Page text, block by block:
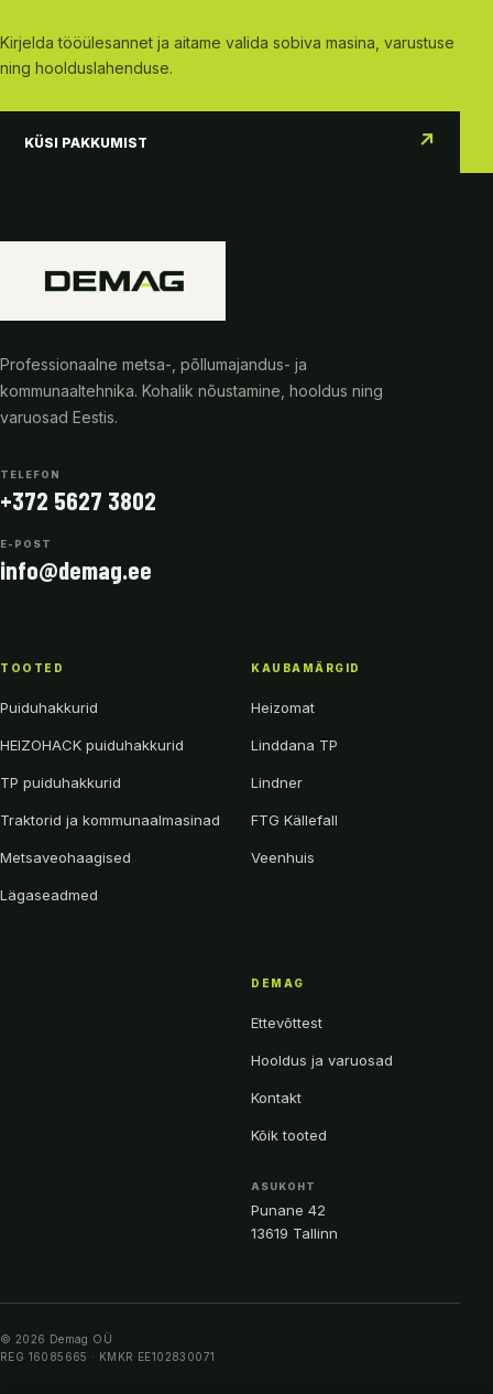
Kirjelda tööülesannet ja aitame valida sobiva masina, varustuse
ning hoolduslahenduse.
KÜSI PAKKUMIST ↗
Professionaalne metsa-, põllumajandus- ja
kommunaaltehnika. Kohalik nõustamine, hooldus ning
varuosad Eestis.
TELEFON
+372 5627 3802
E-POST
info@demag.ee
TOOTED
Puiduhakkurid
HEIZOHACK puiduhakkurid
TP puiduhakkurid
Traktorid ja kommunaalmasinad
Metsaveohaagised
Lägaseadmed
KAUBAMÄRGID
Heizomat
Linddana TP
Lindner
FTG Källefall
Veenhuis
DEMAG
Ettevõttest
Hooldus ja varuosad
Kontakt
Kõik tooted
ASUKOHT
Punane 42
13619 Tallinn
© 2026 Demag OÜ
REG 16085665 · KMKR EE102830071